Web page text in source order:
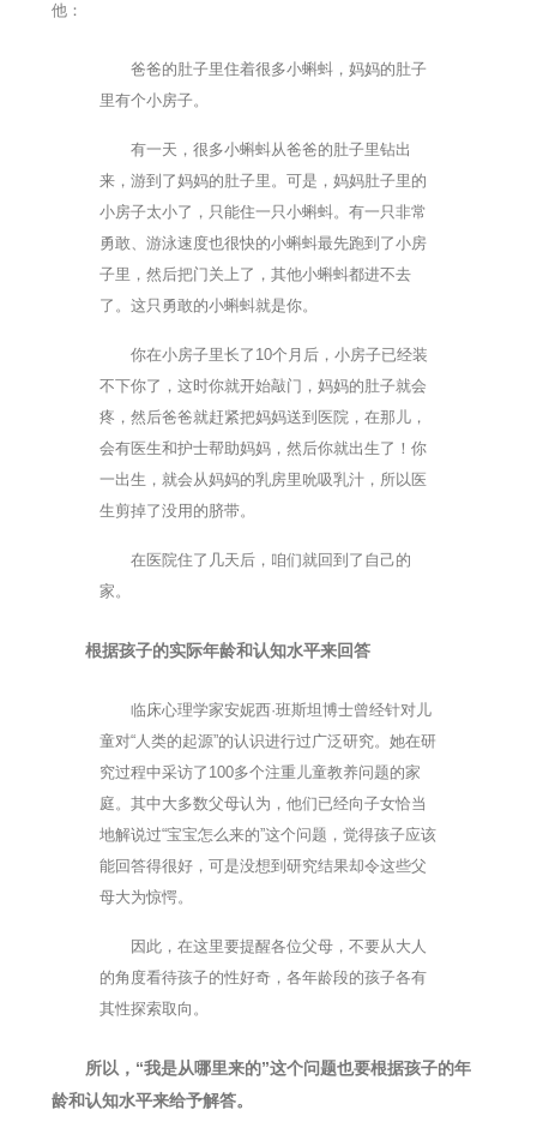
他：
爸爸的肚子里住着很多小蝌蚪，妈妈的肚子
里有个小房子。
有一天，很多小蝌蚪从爸爸的肚子里钻出
来，游到了妈妈的肚子里。可是，妈妈肚子里的
小房子太小了，只能住一只小蝌蚪。有一只非常
勇敢、游泳速度也很快的小蝌蚪最先跑到了小房
子里，然后把门关上了，其他小蝌蚪都进不去
了。这只勇敢的小蝌蚪就是你。
你在小房子里长了10个月后，小房子已经装
不下你了，这时你就开始敲门，妈妈的肚子就会
疼，然后爸爸就赶紧把妈妈送到医院，在那儿，
会有医生和护士帮助妈妈，然后你就出生了！你
一出生，就会从妈妈的乳房里吮吸乳汁，所以医
生剪掉了没用的脐带。
在医院住了几天后，咱们就回到了自己的
家。
根据孩子的实际年龄和认知水平来回答
临床心理学家安妮西·班斯坦博士曾经针对儿
童对“人类的起源”的认识进行过广泛研究。她在研
究过程中采访了100多个注重儿童教养问题的家
庭。其中大多数父母认为，他们已经向子女恰当
地解说过“宝宝怎么来的”这个问题，觉得孩子应该
能回答得很好，可是没想到研究结果却令这些父
母大为惊愕。
因此，在这里要提醒各位父母，不要从大人
的角度看待孩子的性好奇，各年龄段的孩子各有
其性探索取向。
所以，“我是从哪里来的”这个问题也要根据孩子的年
龄和认知水平来给予解答。